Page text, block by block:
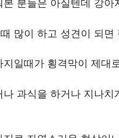
분들은 아실텐데 강
많이 하고 성견이 되면
일때가 횡격막이 제대
나 과식을 하거나 지나